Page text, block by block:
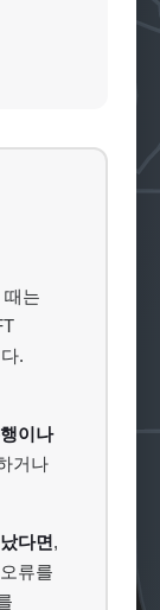
때는
.
이나
거나
다면,
류를